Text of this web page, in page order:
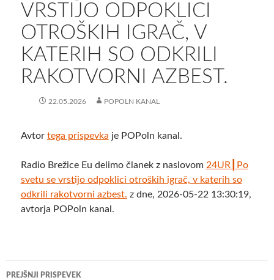
VRSTIJO ODPOKLICI
OTROŠKIH IGRAČ, V
KATERIH SO ODKRILI
RAKOTVORNI AZBEST.
22.05.2026 POPOLN KANAL
Avtor tega prispevka je POPoln kanal.
Radio Brežice Eu delimo članek z naslovom 24UR┃Po
svetu se vrstijo odpoklici otroških igrač, v katerih so
odkrili rakotvorni azbest. z dne, 2026-05-22 13:30:19,
avtorja POPoln kanal.
Krmarjenje
PREJŠNJI PRISPEVEK